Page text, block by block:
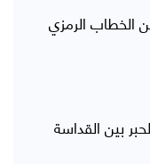
الخطاب الرمزي
بين القداسة